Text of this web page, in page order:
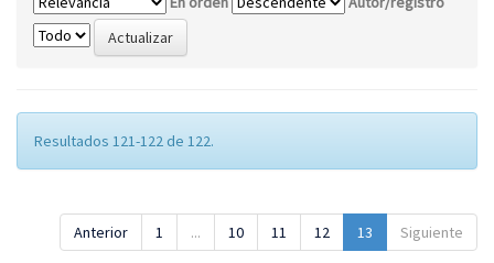
Resultados 121-122 de 122.
Anterior 1 ... 10 11 12 13 Siguiente